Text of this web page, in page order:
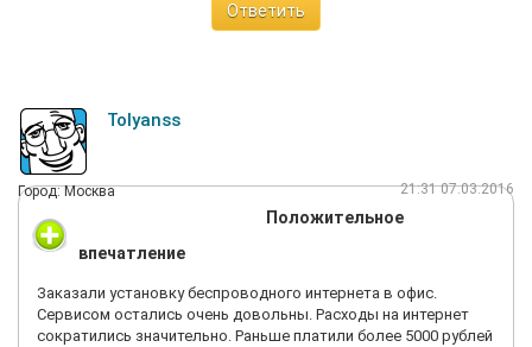
Ответить
Tolyanss
Город: Москва 21:31 07.03.2016
Положительное
впечатление
Заказали установку беспроводного интернета в офис.
Сервисом остались очень довольны. Расходы на интернет
сократились значительно. Раньше платили более 5000 рублей